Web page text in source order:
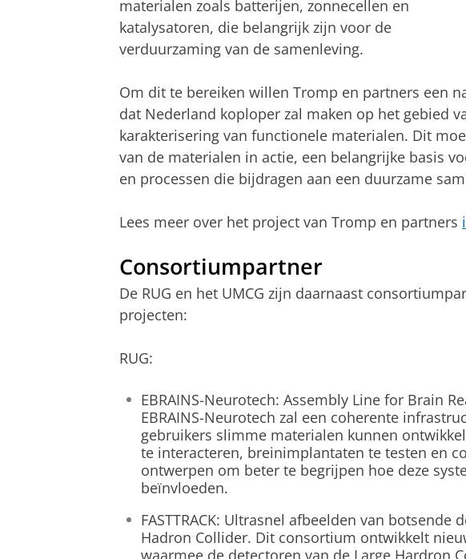
materialen zoals batterijen, zonnecellen en
katalysatoren, die belangrijk zijn voor de
verduurzaming van de samenleving.
Om dit te bereiken willen Tromp en partners een
dat Nederland koploper zal maken op het gebied
karakterisering van functionele materialen. Dit
van de materialen in actie, een belangrijke basis
en processen die bijdragen aan een duurzame
Lees meer over het project van Tromp en partners
Consortiumpartner
De RUG en het UMCG zijn daarnaast
projecten:
RUG:
EBRAINS-Neurotech: Assembly Line for Brain
EBRAINS-Neurotech zal een coherente
gebruikers slimme materialen kunnen
te interacteren, breinimplantaten te testen en
ontwerpen om beter te begrijpen hoe deze
beïnvloeden.
FASTTRACK: Ultrasnel afbeelden van botsende
Hadron Collider. Dit consortium ontwikkelt
waarmee de detectoren van de Large Hardron